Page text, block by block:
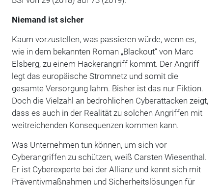
Niemand ist sicher
Kaum vorzustellen, was passieren würde, wenn es,
wie in dem bekannten Roman „Blackout“ von Marc
Elsberg, zu einem Hackerangriff kommt. Der Angriff
legt das europäische Stromnetz und somit die
gesamte Versorgung lahm. Bisher ist das nur Fiktion.
Doch die Vielzahl an bedrohlichen Cyberattacken zeigt,
dass es auch in der Realität zu solchen Angriffen mit
weitreichenden Konsequenzen kommen kann.
Was Unternehmen tun können, um sich vor
Cyberangriffen zu schützen, weiß Carsten Wiesenthal.
Er ist Cyberexperte bei der Allianz und kennt sich mit
Präventivmaßnahmen und Sicherheitslösungen für